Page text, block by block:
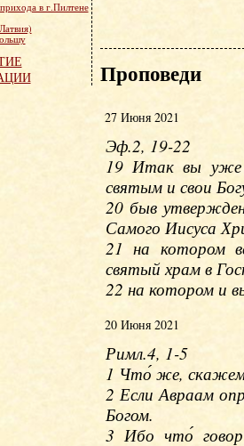
Проповеди
27 Июня 2021
Эф.2, 19-22
19 Итак вы уже
святым и свои
20 быв
Самого Иисуса
21 на котором
святый храм в
22 на котором и
20 Июня 2021
Римл.4, 1-5
1 Что́ же,
2 Если Авраам
Богом.
3 Ибо что́
в г.Пилтене